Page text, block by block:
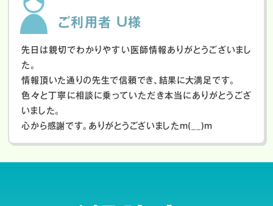
ご利用者 U様
先日は親切でわかりやすい医師情報ありがとうございまし
た。
情報頂いた通りの先生で信頼でき、結果に大満足です。
色々と丁寧に相談に乗っていただき本当にありがとうござ
いました。
心から感謝です。ありがとうございましたm(__)m